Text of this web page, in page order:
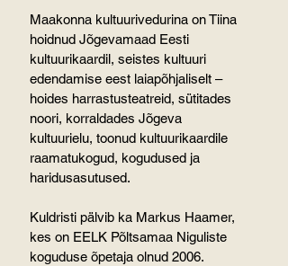
Maakonna kultuurivedurina on Tiina
hoidnud Jõgevamaad Eesti
kultuurikaardil, seistes kultuuri
edendamise eest laiapõhjaliselt –
hoides harrastusteatreid, sütitades
noori, korraldades Jõgeva
kultuurielu, toonud kultuurikaardile
raamatukogud, kogudused ja
haridusasutused.
Kuldristi pälvib ka Markus Haamer,
kes on EELK Põltsamaa Niguliste
koguduse õpetaja olnud 2006.